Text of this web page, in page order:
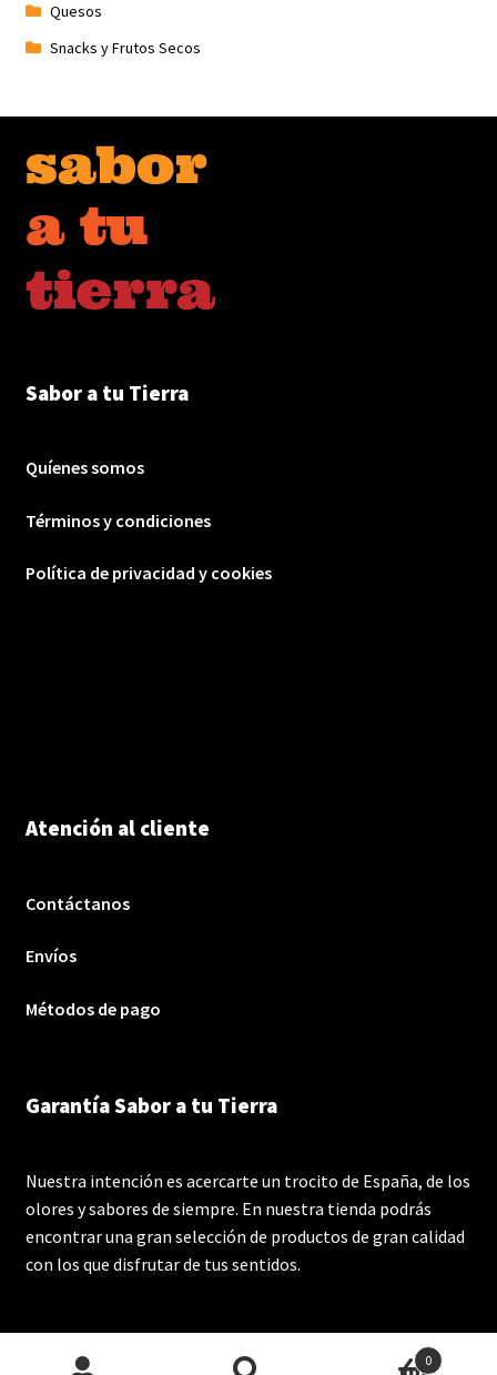
Quesos
Snacks y Frutos Secos
Sabor a tu Tierra
Quíenes somos
Términos y condiciones
Política de privacidad y cookies
Atención al cliente
Contáctanos
Envíos
Métodos de pago
Garantía Sabor a tu Tierra
Nuestra intención es acercarte un trocito de España, de los
olores y sabores de siempre. En nuestra tienda podrás
encontrar una gran selección de productos de gran calidad
con los que disfrutar de tus sentidos.
0